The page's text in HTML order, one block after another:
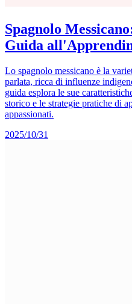
Spagnolo
Guida
Lo spagnolo messicano è la
parlata, ricca di influenze
guida esplora le sue
storico e le strategie pratiche di
appassionati.
2025/10/31